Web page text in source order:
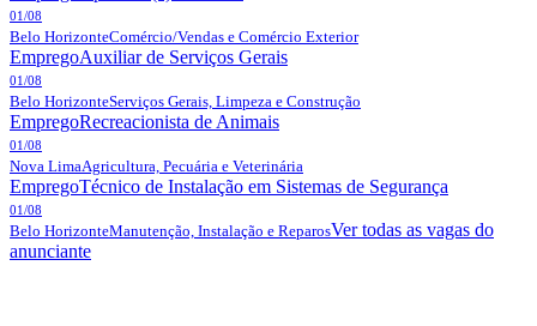
01/08
Belo HorizonteComércio/Vendas e Comércio Exterior
EmpregoAuxiliar de Serviços Gerais
01/08
Belo HorizonteServiços Gerais, Limpeza e Construção
EmpregoRecreacionista de Animais
01/08
Nova LimaAgricultura, Pecuária e Veterinária
EmpregoTécnico de Instalação em Sistemas de Segurança
01/08
Belo HorizonteManutenção, Instalação e ReparosVer todas as vagas do
anunciante